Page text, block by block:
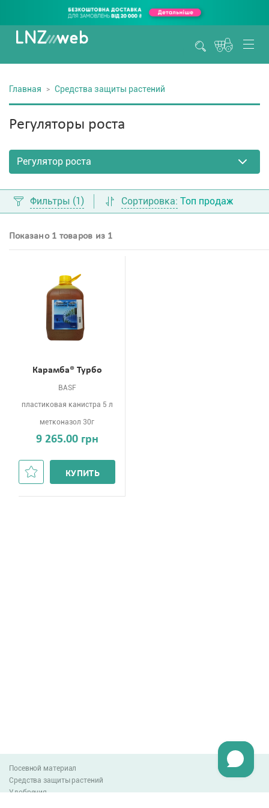
Главная Средства защиты растений
Регуляторы роста
Фильтры (1) Сортировка: Топ продаж
Показано 1 товаров из 1
Карамба® Турбо
BASF
пластиковая канистра 5 л
метконазол 30г
9 265.00 грн
КУПИТЬ
Посевной материал
Средства защиты растений
Удобрения